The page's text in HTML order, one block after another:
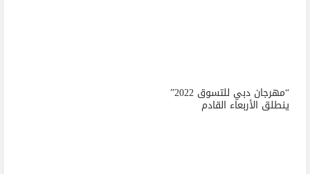
“مهرجان دبي للتسوق 2022”
ينطلق الأربعاء القادم